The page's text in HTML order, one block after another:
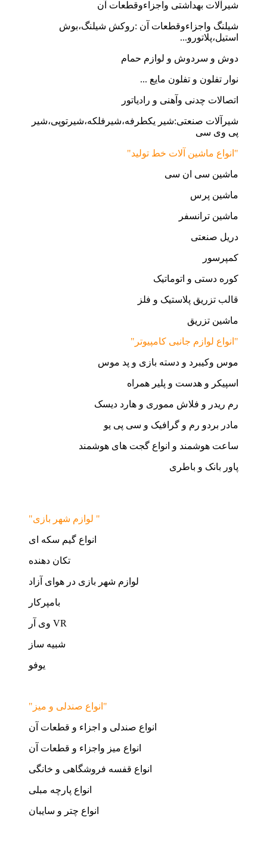
شیرآلات بهداشتی واجزاءوقطعات آن
شیلنگ واجزاءوقطعات آن :روکش شیلنگ،بوش
استیل،پلاتورو...
دوش و سردوش و لوازم حمام
نوار تفلون و تفلون مایع ...
اتصالات چدنی وآهنی و رادیاتور
شیرآلات صنعتی:شیر یکطرفه،شیرفلکه،شیرتوپی،شیر
پی وی سی
"انواع ماشین آلات خط تولید"
ماشین سی ان سی
ماشین پرس
ماشین ترانسفر
دریل صنعتی
کمپرسور
کوره دستی و اتوماتیک
قالب تزریق پلاستیک و فلز
ماشین تزریق
"انواع لوازم جانبی کامپیوتر"
موس وکیبرد و دسته بازی و پد موس
اسپیکر و هدست و پلیر همراه
رم ریدر و فلاش مموری و هارد دیسک
مادر بردو رم و گرافیک و سی پی یو
ساعت هوشمند و انواع گجت های هوشمند
پاور بانک و باطری
"لوازم شهر بازی "
انواع گیم سکه ای
تکان دهنده
لوازم شهر بازی در هوای آزاد
بامپرکار
وی آر VR
شبیه ساز
یوفو
"انواع صندلی و میز"
انواع صندلی و اجزاء و قطعات آن
انواع میز واجزاء و قطعات آن
انواع قفسه فروشگاهی و خانگی
انواع پارچه مبلی
انواع چتر و سایبان